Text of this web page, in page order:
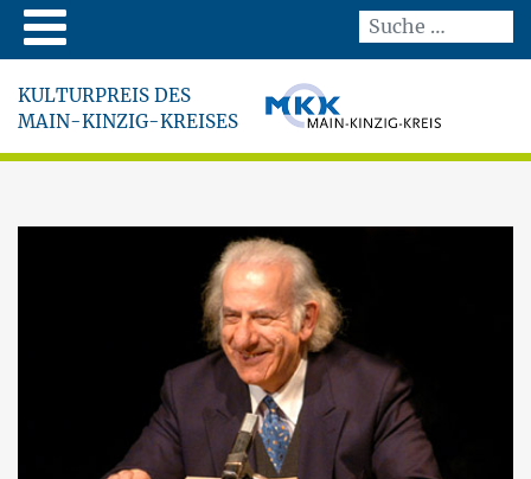
KULTURPREIS DES
MAIN-KINZIG-KREISES